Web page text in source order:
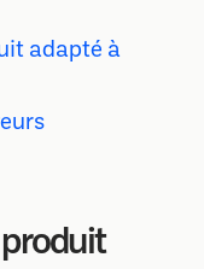
adapté à